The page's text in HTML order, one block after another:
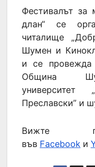
Фестивалът за
длан“ се
читалище
Шумен и
и се провежда
Община
университет
Преславски” и
Вижте
във Facebook и